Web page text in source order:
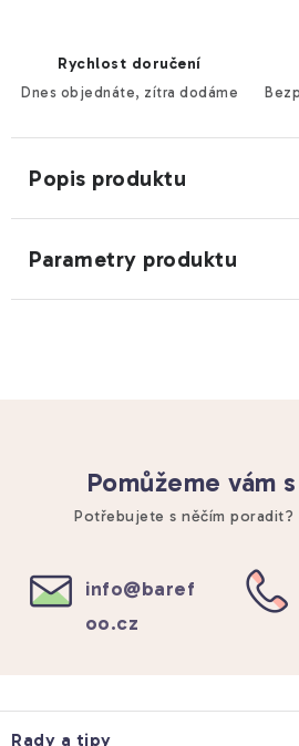
Rychlost doručení
Dnes objednáte, zítra dodáme
Popis produktu
Parametry produktu
Pomůžeme vám
Potřebujete s něčím poradit?
info@baref
oo.cz
á
Rady a tipy